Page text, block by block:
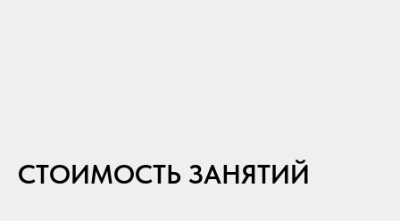
СТОИМОСТЬ ЗАНЯТИЙ